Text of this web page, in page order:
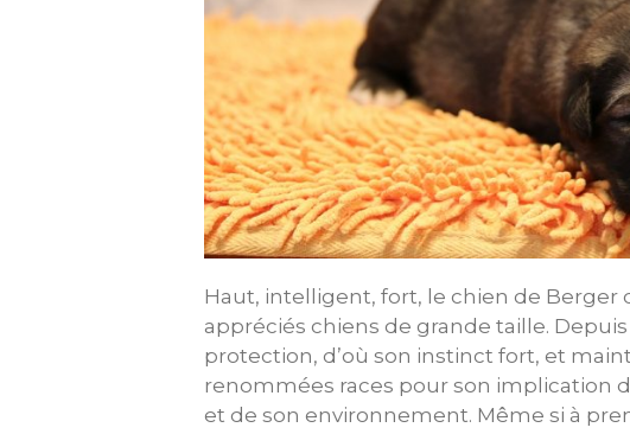
Haut, intelligent, fort, le chien de Berger
appréciés chiens de grande taille.
protection, d’où son instinct fort, et
renommées races pour son implication
et de son environnement. Même si à